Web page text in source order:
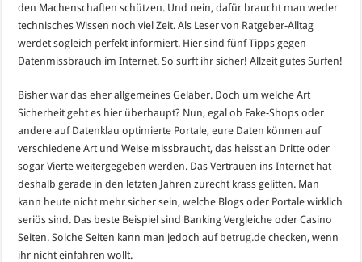
den Machenschaften schützen. Und nein, dafür braucht man weder
technisches Wissen noch viel Zeit. Als Leser von Ratgeber-Alltag
werdet sogleich perfekt informiert. Hier sind fünf Tipps gegen
Datenmissbrauch im Internet. So surft ihr sicher! Allzeit gutes Surfen!
Bisher war das eher allgemeines Gelaber. Doch um welche Art
Sicherheit geht es hier überhaupt? Nun, egal ob Fake-Shops oder
andere auf Datenklau optimierte Portale, eure Daten können auf
verschiedene Art und Weise missbraucht, das heisst an Dritte oder
sogar Vierte weitergegeben werden. Das Vertrauen ins Internet hat
deshalb gerade in den letzten Jahren zurecht krass gelitten. Man
kann heute nicht mehr sicher sein, welche Blogs oder Portale wirklich
seriös sind. Das beste Beispiel sind Banking Vergleiche oder Casino
Seiten. Solche Seiten kann man jedoch auf betrug.de checken, wenn
ihr nicht einfahren wollt.